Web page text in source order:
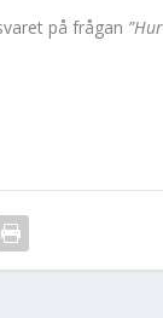
på frågan ”Hur